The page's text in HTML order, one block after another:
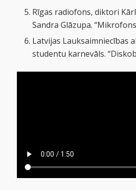
Rīgas radiofons, diktori
Sandra Glāzupa.
Latvijas Lauksaimniecības
studentu karnevāls.